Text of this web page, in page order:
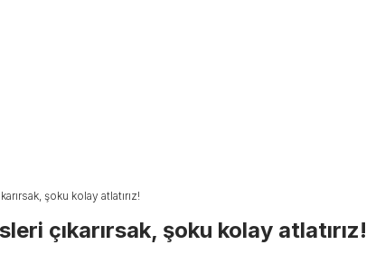
şoku kolay atlatırız!
çıkarırsak, şoku kolay atlatırız!